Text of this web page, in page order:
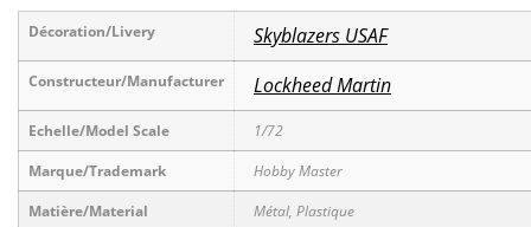
Décoration/Livery Skyblazers USAF
Constructeur/Manufacturer Lockheed Martin
Echelle/Model Scale 1/72
Marque/Trademark Hobby Master
Matière/Material Métal, Plastique